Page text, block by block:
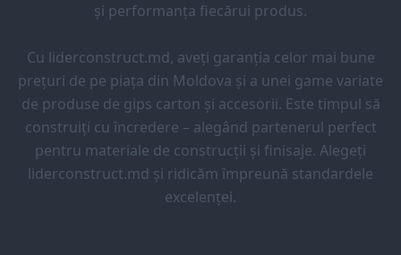
și performanța fiecărui produs.
Cu liderconstruct.md, aveți garanția celor mai bune
prețuri de pe piața din Moldova și a unei game variate
de produse de gips carton și accesorii. Este timpul să
construiți cu încredere – alegând partenerul perfect
pentru materiale de construcții și finisaje. Alegeți
liderconstruct.md și ridicăm împreună standardele
excelenței.